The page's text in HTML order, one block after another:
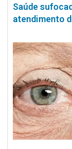
Saúde
atendimento